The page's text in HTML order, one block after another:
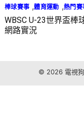
棒球賽事 ,體育運動 ,熱門賽
WBSC U-23世界盃
網路實況
© 2026 電視